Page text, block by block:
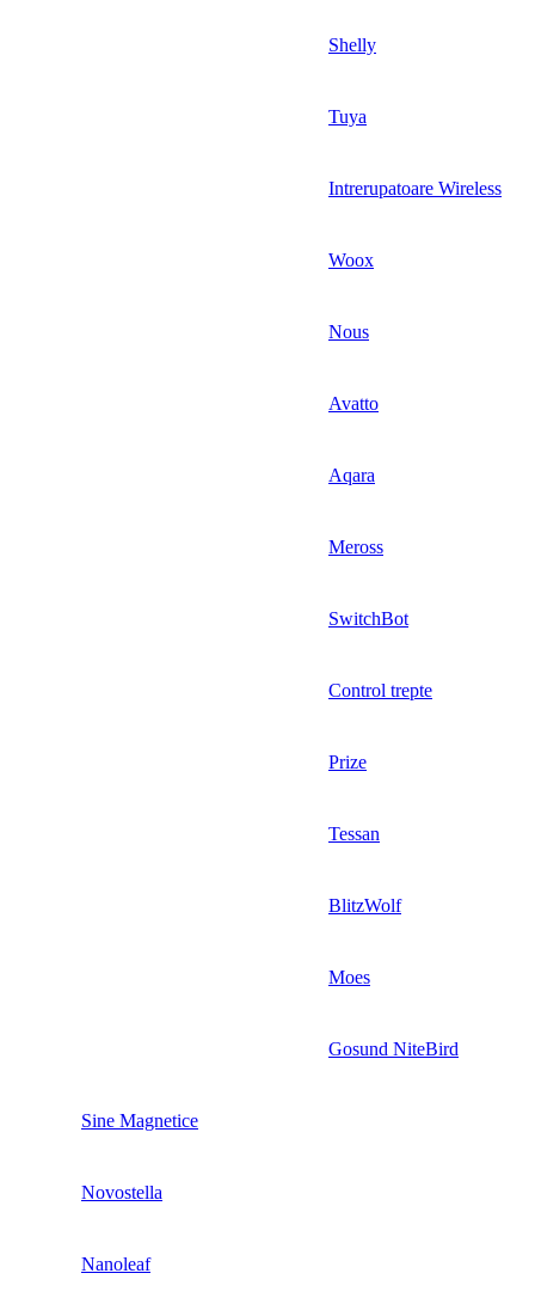
Shelly
Tuya
Intrerupatoare Wireless
Woox
Nous
Avatto
Aqara
Meross
SwitchBot
Control trepte
Prize
Tessan
BlitzWolf
Moes
Gosund NiteBird
Sine Magnetice
Novostella
Nanoleaf